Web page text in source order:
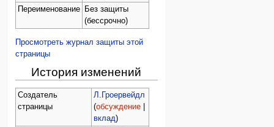
Переименование
Без защиты
(бессрочно)
Просмотреть журнал защиты этой
страницы
История изменений
Создатель
страницы
Л.Гроервейдл
(обсуждение|
вклад)